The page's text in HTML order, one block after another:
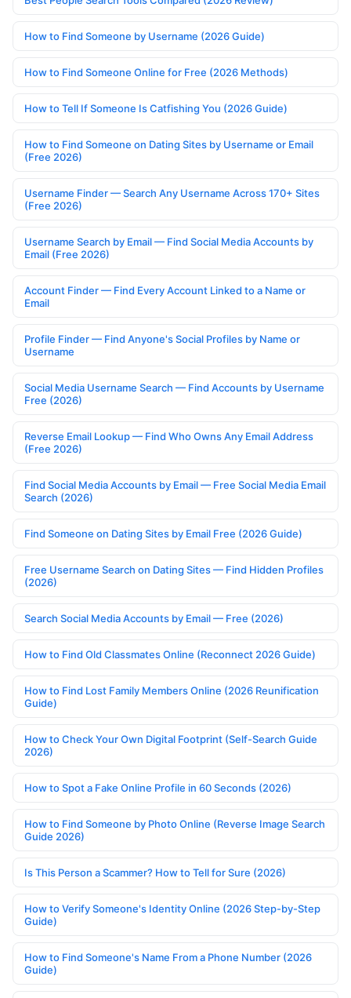
How to Find Someone by Username (2026 Guide)
How to Find Someone Online for Free (2026 Methods)
How to Tell If Someone Is Catfishing You (2026 Guide)
How to Find Someone on Dating Sites by Username or Email
(Free 2026)
Username Finder — Search Any Username Across 170+ Sites
(Free 2026)
Username Search by Email — Find Social Media Accounts by
Email (Free 2026)
Account Finder — Find Every Account Linked to a Name or
Email
Profile Finder — Find Anyone's Social Profiles by Name or
Username
Social Media Username Search — Find Accounts by Username
Free (2026)
Reverse Email Lookup — Find Who Owns Any Email Address
(Free 2026)
Find Social Media Accounts by Email — Free Social Media Email
Search (2026)
Find Someone on Dating Sites by Email Free (2026 Guide)
Free Username Search on Dating Sites — Find Hidden Profiles
(2026)
Search Social Media Accounts by Email — Free (2026)
How to Find Old Classmates Online (Reconnect 2026 Guide)
How to Find Lost Family Members Online (2026 Reunification
Guide)
How to Check Your Own Digital Footprint (Self-Search Guide
2026)
How to Spot a Fake Online Profile in 60 Seconds (2026)
How to Find Someone by Photo Online (Reverse Image Search
Guide 2026)
Is This Person a Scammer? How to Tell for Sure (2026)
How to Verify Someone's Identity Online (2026 Step-by-Step
Guide)
How to Find Someone's Name From a Phone Number (2026
Guide)